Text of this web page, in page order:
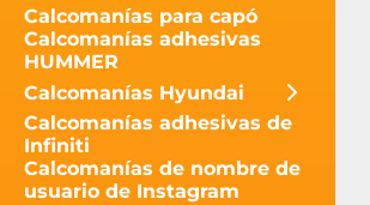
Calcomanías para capó
Calcomanías adhesivas
HUMMER
Calcomanías Hyundai
Calcomanías adhesivas de
Infiniti
Calcomanías de nombre de
usuario de Instagram